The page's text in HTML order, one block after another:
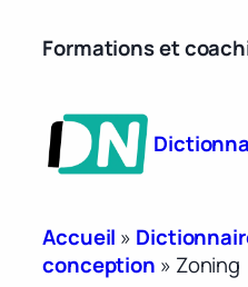
Formations et
Accueil »
conception » Zoning